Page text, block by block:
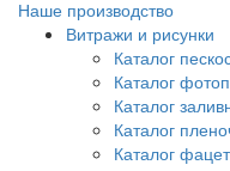
Наше производство
Витражи и рисунки
Каталог
Каталог
Каталог
Каталог
Каталог